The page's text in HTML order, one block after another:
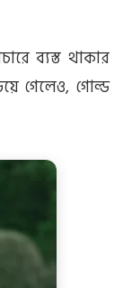
ব্যস্ত থাকার
গেলেও, গোল্ড